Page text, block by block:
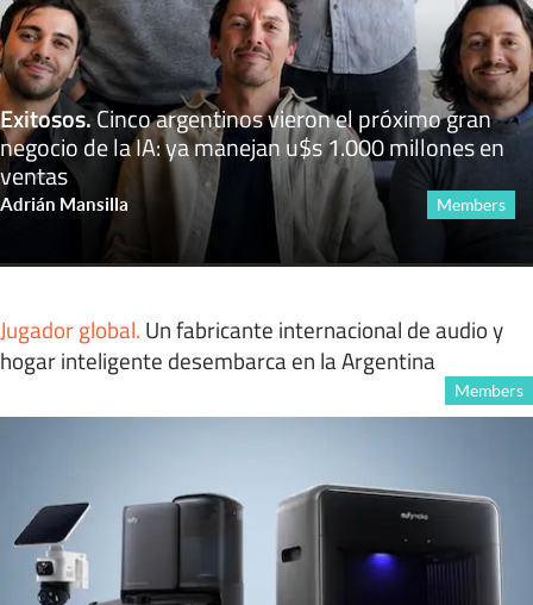
Exitosos.Cinco argentinos vieron el próximo gran
negocio de la IA: ya manejan u$s 1.000 millones en
ventas
Adrián Mansilla Members
Jugador global. Un fabricante internacional de audio y
hogar inteligente desembarca en la Argentina
Members